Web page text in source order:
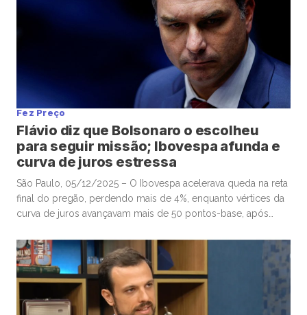
Fez Preço
Flávio diz que Bolsonaro o escolheu
para seguir missão; Ibovespa afunda e
curva de juros estressa
São Paulo, 05/12/2025 – O Ibovespa acelerava queda na reta
final do pregão, perdendo mais de 4%, enquanto vértices da
curva de juros avançavam mais de 50 pontos-base, após
Jair Bolsonaro o escolheu para seguir missão. Por volta das
16h, o Ibovespa recuava 4,01%, aos 157.604 pontos, […]